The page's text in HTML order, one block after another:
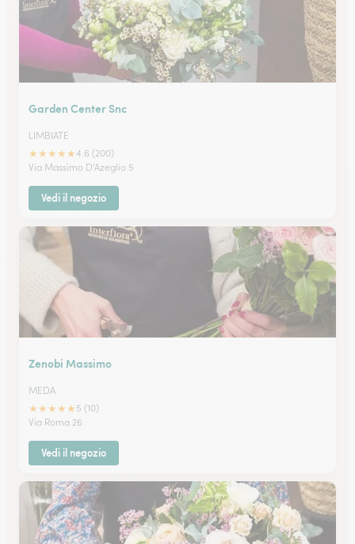
Garden Center Snc
LIMBIATE
★★★★★4.6 (200)
Via Massimo D'Azeglio 5
Vedi il negozio
Zenobi Massimo
MEDA
★★★★★ 5 (10)
Via Roma 26
Vedi il negozio